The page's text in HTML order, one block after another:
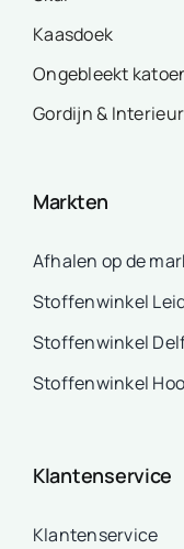
Kaasdoek
Ongebleekt
Gordijn & Interieur
Markten
Afhalen op de
Stoffenwinkel
Stoffenwinkel
Stoffenwinkel
Klantenservice
Klantenservice